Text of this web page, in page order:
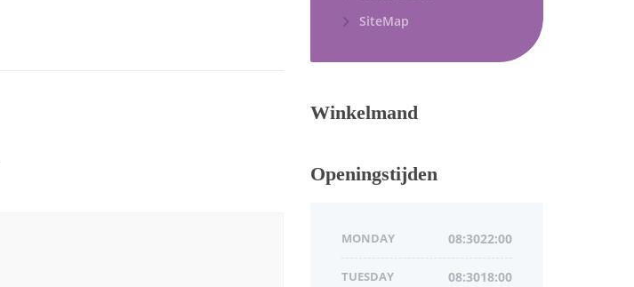
SiteMap
Winkelmand
Openingstijden
MONDAY 08:3022:00
TUESDAY 08:3018:00